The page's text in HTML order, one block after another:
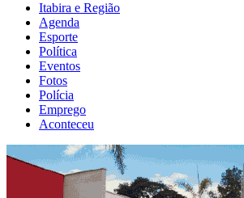
Itabira e Região
Agenda
Esporte
Política
Eventos
Fotos
Polícia
Emprego
Aconteceu